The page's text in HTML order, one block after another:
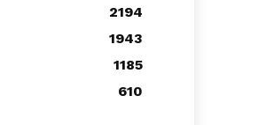
2194
1943
1185
610